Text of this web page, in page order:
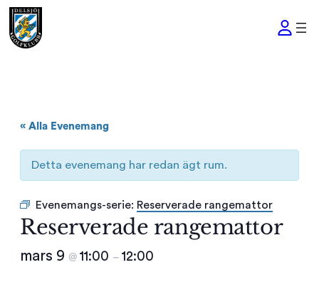
« Alla Evenemang
Detta evenemang har redan ägt rum.
Evenemangs-serie: Reserverade rangemattor
Reserverade rangemattor
mars 9 @ 11:00 – 12:00